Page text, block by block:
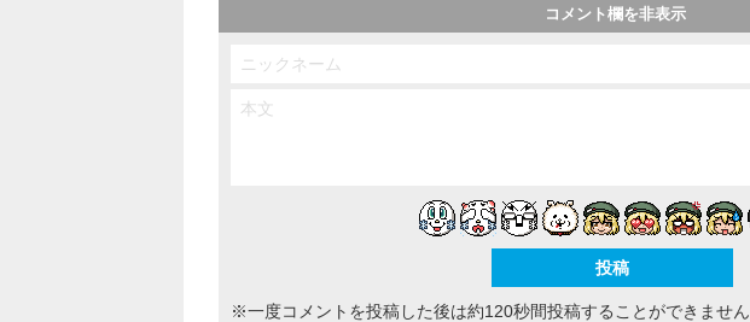
コメント欄を非表示
※一度コメントを投稿した後は約120秒間投稿することができません